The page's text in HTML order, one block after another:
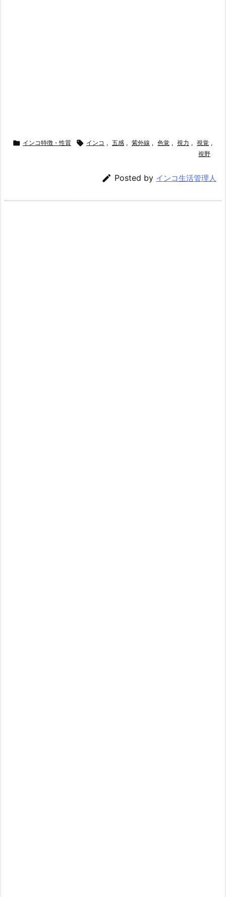
 インコ特徴・性質  インコ , 五感 , 紫外線 , 色覚 , 視力 , 視覚 ,
視野
 Posted by インコ生活管理人